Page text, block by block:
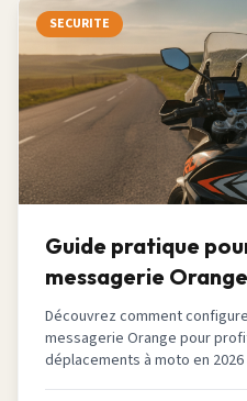
SECURITE
Guide pratique
messagerie
2026
Découvrez comment
messagerie Orange pour
déplacements à moto en